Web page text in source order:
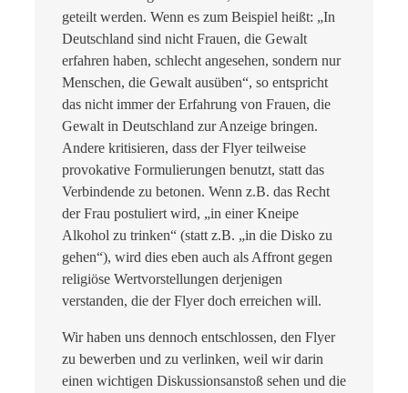
geteilt werden. Wenn es zum Beispiel heißt: „In
Deutschland sind nicht Frauen, die Gewalt
erfahren haben, schlecht angesehen, sondern nur
Menschen, die Gewalt ausüben“, so entspricht
das nicht immer der Erfahrung von Frauen, die
Gewalt in Deutschland zur Anzeige bringen.
Andere kritisieren, dass der Flyer teilweise
provokative Formulierungen benutzt, statt das
Verbindende zu betonen. Wenn z.B. das Recht
der Frau postuliert wird, „in einer Kneipe
Alkohol zu trinken“ (statt z.B. „in die Disko zu
gehen“), wird dies eben auch als Affront gegen
religiöse Wertvorstellungen derjenigen
verstanden, die der Flyer doch erreichen will.
Wir haben uns dennoch entschlossen, den Flyer
zu bewerben und zu verlinken, weil wir darin
einen wichtigen Diskussionsanstoß sehen und die